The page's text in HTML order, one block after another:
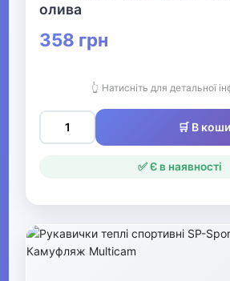
олива
358 грн
👆 Натисніть для детальної
🛒 В
✅ Є в наявності